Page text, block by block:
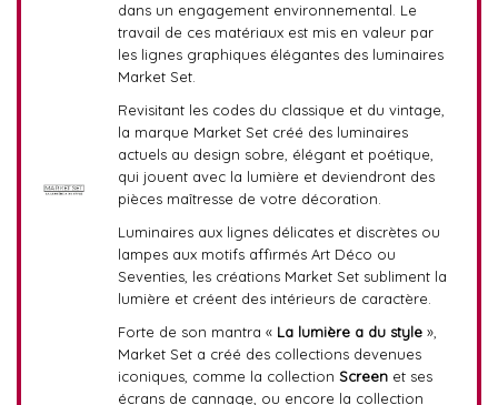
dans un engagement environnemental. Le
travail de ces matériaux est mis en valeur par
les lignes graphiques élégantes des luminaires
Market Set.
Revisitant les codes du classique et du vintage,
la marque Market Set créé des luminaires
actuels au design sobre, élégant et poétique,
qui jouent avec la lumière et deviendront des
pièces maîtresse de votre décoration.
Luminaires aux lignes délicates et discrètes ou
lampes aux motifs affirmés Art Déco ou
Seventies, les créations Market Set subliment la
lumière et créent des intérieurs de caractère.
Forte de son mantra « La lumière a du style»,
Market Set a créé des collections devenues
iconiques, comme la collection Screenet ses
écrans de cannage, ou encore la collection